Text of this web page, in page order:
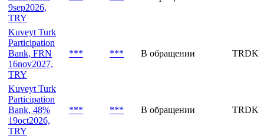
9sep2026,
TRY
Kuveyt Turk
Participation
Bank, FRN
16nov2027,
TRY
*** *** В обращении
Kuveyt Turk
Participation
Bank, 48%
19oct2026,
TRY
*** *** В обращении